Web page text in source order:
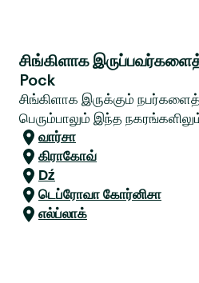
சிங்கிளாக
Pock
சிங்கிளாக இருக்கும்
பெரும்பாலும் இந்த
வார்சா
கிராகோவ்
Dź
டெப்ரோவா கோர்னிசா
எல்ப்லாக்